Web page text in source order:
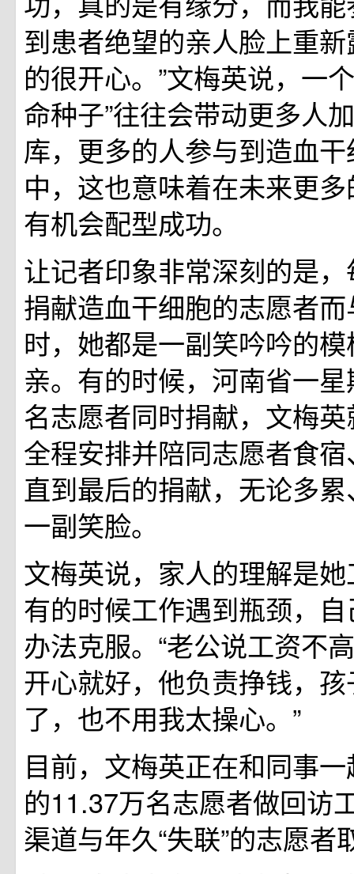
到患者绝望的亲人脸上重
的很开心。”文梅英说，一
命种子”往往会带动更多人
库，更多的人参与到造血
中，这也意味着在未来更
有机会配型成功。
让记者印象非常深刻的是
捐献造血干细胞的志愿者
时，她都是一副笑吟吟的
亲。有的时候，河南省一
名志愿者同时捐献，文梅
全程安排并陪同志愿者食
直到最后的捐献，无论多
一副笑脸。
文梅英说，家人的理解是
有的时候工作遇到瓶颈，
办法克服。“老公说工资不
开心就好，他负责挣钱，
了，也不用我太操心。”
目前，文梅英正在和同事
的11.37万名志愿者做回访
渠道与年久“失联”的志愿者